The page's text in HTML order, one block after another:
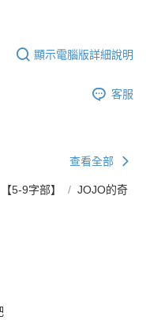
顯示電腦版詳細說明
客服
查看全部
【5-9字部】
JOJO的奇